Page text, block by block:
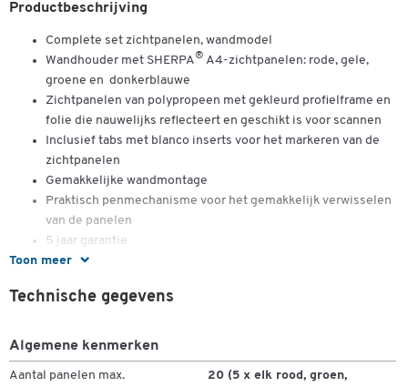
Toon meer
Productbeschrijving
Complete set zichtpanelen, wandmodel
Wandhouder met SHERPA® A4-zichtpanelen: rode, gele,
groene en donkerblauwe
Zichtpanelen van polypropeen met gekleurd profielframe en
folie die nauwelijks reflecteert en geschikt is voor scannen
Inclusief tabs met blanco inserts voor het markeren van de
zichtpanelen
Gemakkelijke wandmontage
Praktisch penmechanisme voor het gemakkelijk verwisselen
van de panelen
5 jaar garantie
Technische gegevens
Algemene kenmerken
Aantal panelen max.
20 (5 x elk rood, groen,
Dubbelklik om in te zoomen